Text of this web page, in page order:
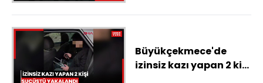
Büyükçekmece'de
izinsiz kazı yapan 2 kişi